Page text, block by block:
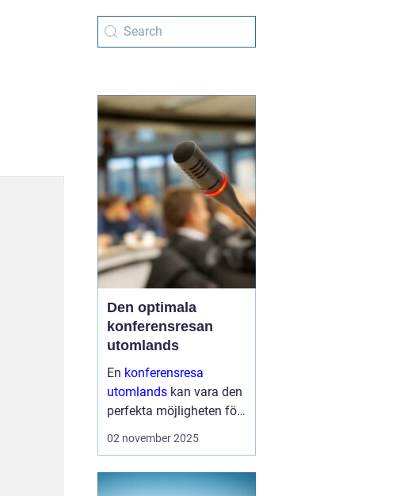
Den optimala
konferensresan
utomlands
En konferensresa
utomlands kan vara den
perfekta möjligheten för
företag och
nya affärsmöjligheter
02 november 2025